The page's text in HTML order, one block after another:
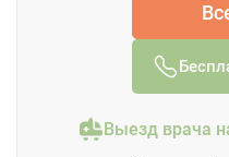
Выезд врача